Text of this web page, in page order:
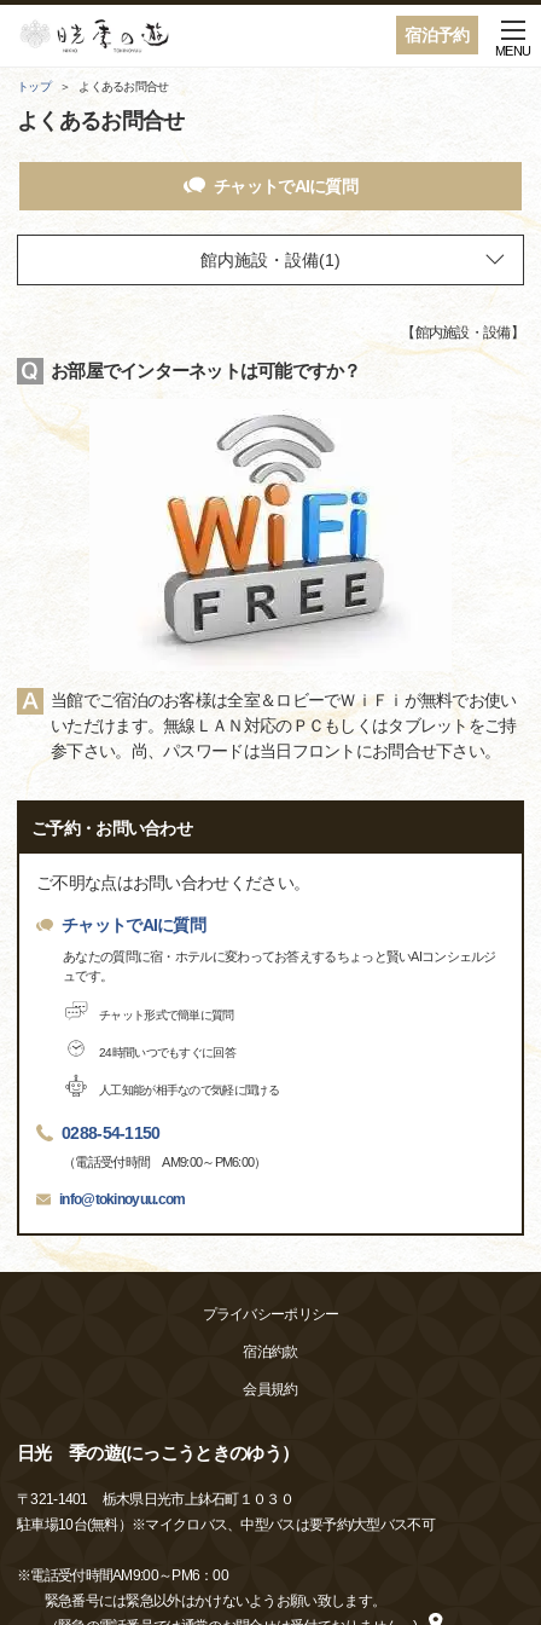
宿泊予約
MENU
トップ よくあるお問合せ
よくあるお問合せ
チャットでAIに質問
【館内施設・設備】
お部屋でインターネットは可能ですか？
当館でご宿泊のお客様は全室＆ロビーでＷｉＦｉが無料でお使い
いただけます。無線ＬＡＮ対応のＰＣもしくはタブレットをご持
参下さい。尚、パスワードは当日フロントにお問合せ下さい。
ご予約・お問い合わせ
ご不明な点はお問い合わせください。
チャットでAIに質問
あなたの質問に宿・ホテルに変わってお答えするちょっと賢いAIコンシェルジ
ュです。
チャット形式で簡単に質問
24時間いつでもすぐに回答
人工知能が相手なので気軽に聞ける
0288-54-1150
（電話受付時間 AM9:00～PM6:00）
info@tokinoyuu.com
プライバシーポリシー
宿泊約款
会員規約
日光 季の遊(にっこうときのゆう）
〒321-1401
栃木県日光市上鉢石町１０３０
駐車場10台(無料）※マイクロバス、中型バスは要予約/大型バス不可
※電話受付時間AM9:00～PM6：00
緊急番号には緊急以外はかけないようお願い致します。